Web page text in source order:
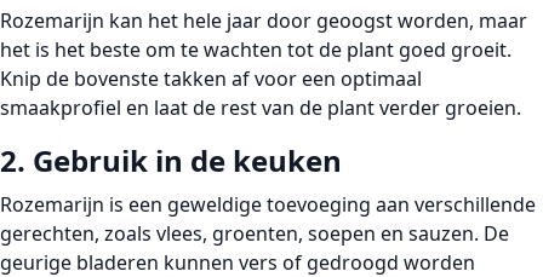
Rozemarijn kan het hele jaar door geoogst worden, maar
het is het beste om te wachten tot de plant goed groeit.
Knip de bovenste takken af voor een optimaal
smaakprofiel en laat de rest van de plant verder groeien.
2. Gebruik in de keuken
Rozemarijn is een geweldige toevoeging aan verschillende
gerechten, zoals vlees, groenten, soepen en sauzen. De
geurige bladeren kunnen vers of gedroogd worden